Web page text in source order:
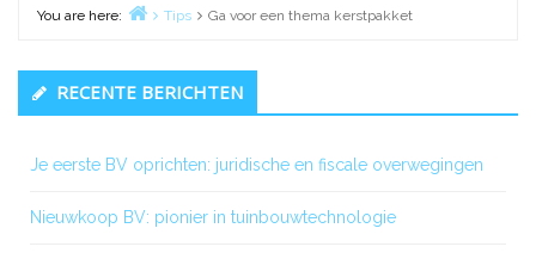
You are here:
Tips Ga voor een thema kerstpakket
Primary
Sidebar
RECENTE BERICHTEN
Je eerste BV oprichten: juridische en fiscale overwegingen
Nieuwkoop BV: pionier in tuinbouwtechnologie